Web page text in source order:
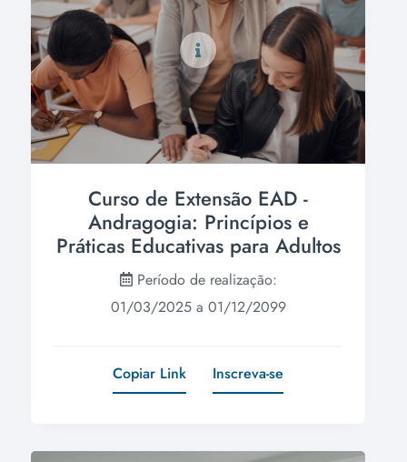
Curso de Extensão EAD -
Andragogia: Princípios e
Práticas Educativas para Adultos
Período de realização:
01/03/2025 a 01/12/2099
Copiar Link Inscreva-se